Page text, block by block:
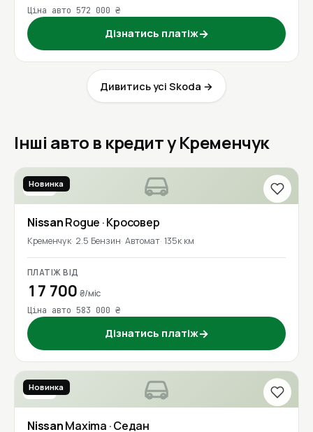
Ціна авто 572 000 ₴
Дізнатись платіж→
Дивитись усі Skoda →
Інші авто в кредит у Кременчук
2017
Новинка
NissanRogue · Кросовер
Кременчук 2.5 Бензин Автомат 135к км
ПЛАТІЖ ВІД
17 700 ₴/міс
Ціна авто 583 000 ₴
Дізнатись платіж→
2017
Новинка
NissanMaxima · Седан